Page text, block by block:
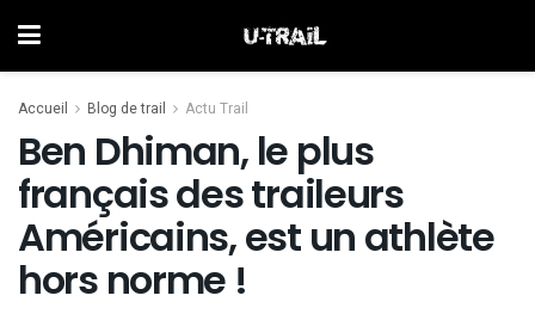
Accueil Blog de trail Actu Trail
Ben Dhiman, le plus
français des traileurs
Américains, est un athlète
hors norme !